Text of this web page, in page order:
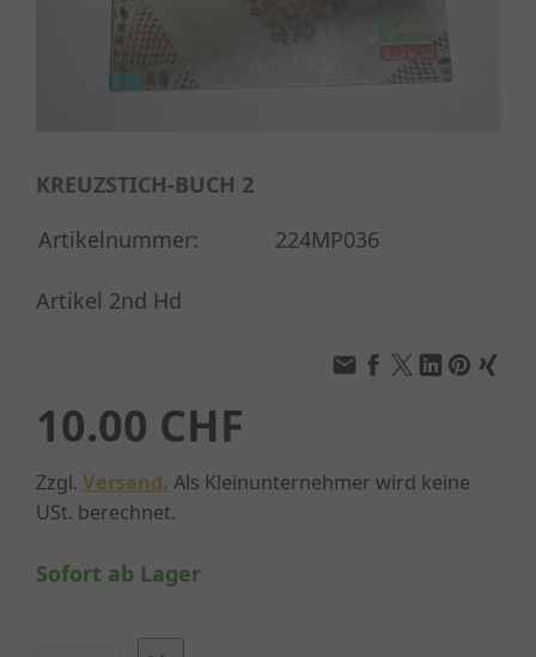
KREUZSTICH-BUCH 2
Artikelnummer:
224MP036
Artikel 2nd Hd
10.00 CHF
Zzgl. Versand. Als Kleinunternehmer wird keine
USt. berechnet.
Sofort ab Lager